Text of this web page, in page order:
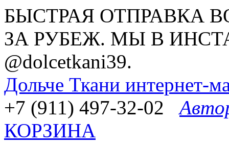
БЫСТРАЯ ОТПРАВКА
ЗА РУБЕЖ. МЫ В
@dolcetkani39.
Дольче Ткани интернет-
+7 (911) 497-32-02
КОРЗИНА